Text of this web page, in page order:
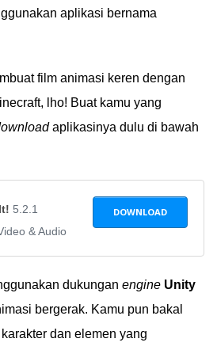
aplikasi bernama
film animasi keren dengan
lho! Buat kamu yang
aplikasinya dulu di bawah
5.2.1
& Audio
DOWNLOAD
dukungan engine Unity
bergerak. Kamu pun bakal
dan elemen yang